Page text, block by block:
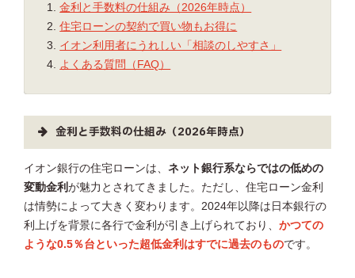
金利と手数料の仕組み（2026年時点）
住宅ローンの契約で買い物もお得に
イオン利用者にうれしい「相談のしやすさ」
よくある質問（FAQ）
金利と手数料の仕組み（2026年時点）
イオン銀行の住宅ローンは、 ネット銀行系ならではの低めの
変動金利 が魅力とされてきました。ただし、住宅ローン金利
は情勢によって大きく変わります。2024年以降は日本銀行の
利上げを背景に各行で金利が引き上げられており、 かつての
ような0.5％台といった超低金利はすでに過去のものです。